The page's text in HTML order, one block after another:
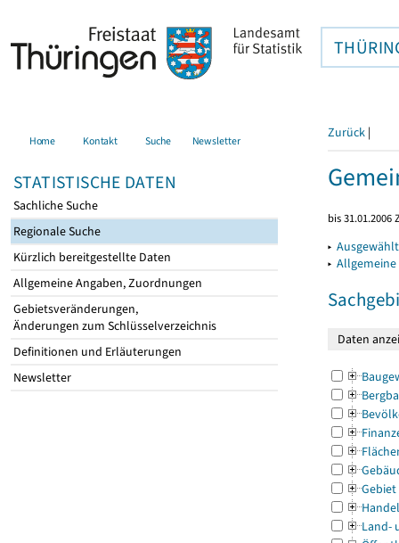
Home Kontakt Suche Newsletter
STATISTISCHE DATEN
Sachliche Suche
Regionale Suche
Kürzlich bereitgestellte Daten
Allgemeine Angaben, Zuordnungen
Gebietsveränderungen,
Änderungen zum Schlüsselverzeichnis
Definitionen und Erläuterungen
Newsletter
Zurück |
bis 31.01.2006
▸
▸
Gebiet
Land-